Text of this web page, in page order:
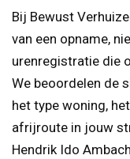
Bij Bewust
van een opname,
urenregistratie die
We beoordelen de
het type woning,
afrijroute in jouw
Hendrik Ido